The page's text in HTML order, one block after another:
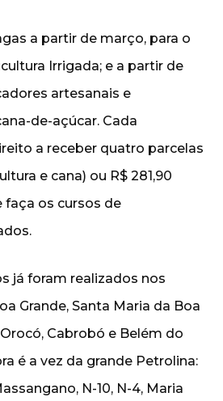
a partir de março, para o
Irrigada; e a partir de
artesanais e
de-açúcar. Cada
a receber quatro parcelas
e cana) ou R$ 281,90
faça os cursos de
já foram realizados nos
Grande, Santa Maria da Boa
Cabrobó e Belém do
é a vez da grande Petrolina:
N-10, N-4, Maria